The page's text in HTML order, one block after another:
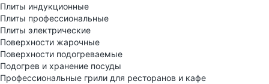
Плиты индукционные
Плиты профессиональные
Плиты электрические
Поверхности жарочные
Поверхности подогреваемые
Подогрев и хранение посуды
Профессиональные грили для ресторанов и кафе